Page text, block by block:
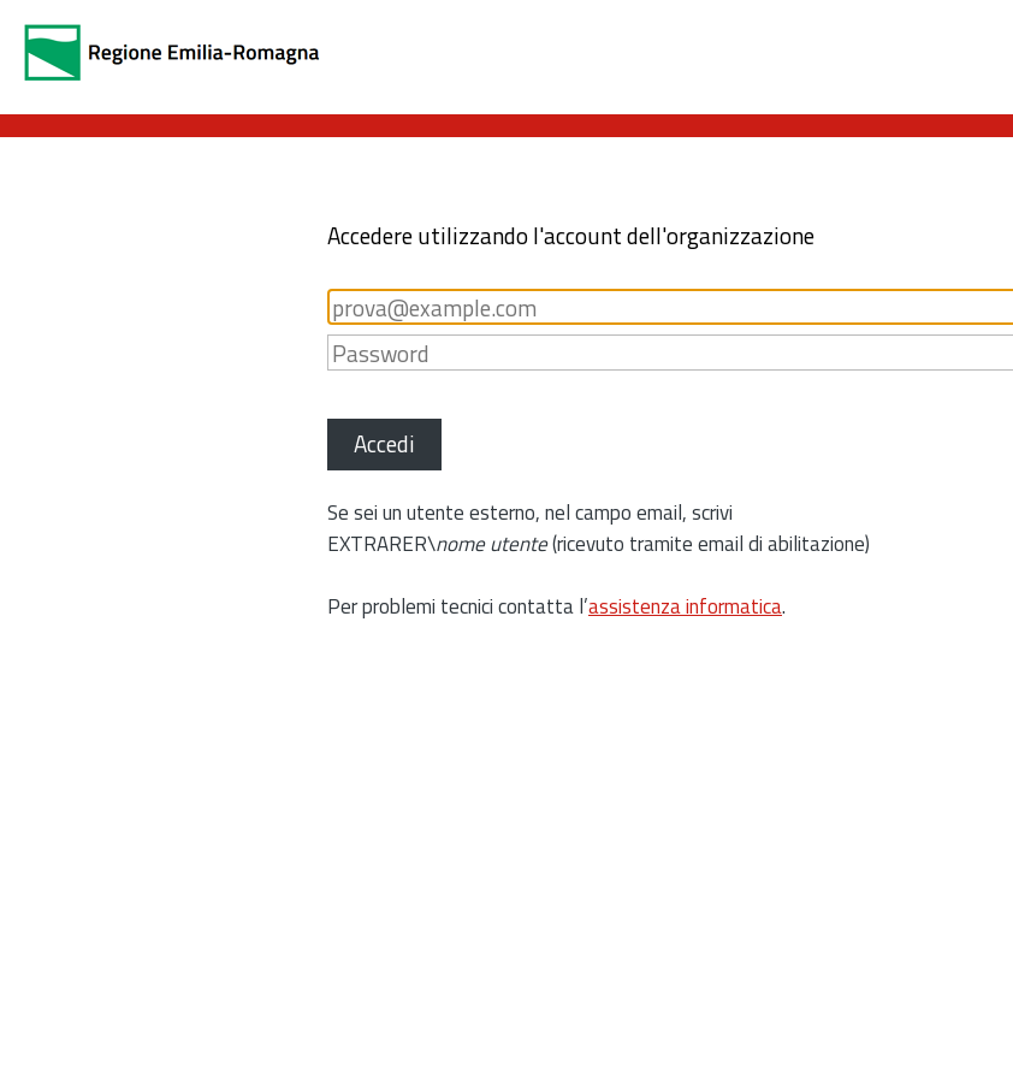
Accedere utilizzando l'account dell'organizzazione
Accedi
Se sei un utente esterno, nel campo email, scrivi
EXTRARER\nome utente(ricevuto tramite email di abilitazione)
Per problemi tecnici contatta l’assistenza informatica.